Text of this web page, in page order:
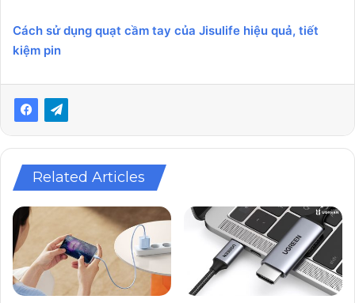
Cách sử dụng quạt cầm tay của Jisulife hiệu quả, tiết
kiệm pin
Related Articles